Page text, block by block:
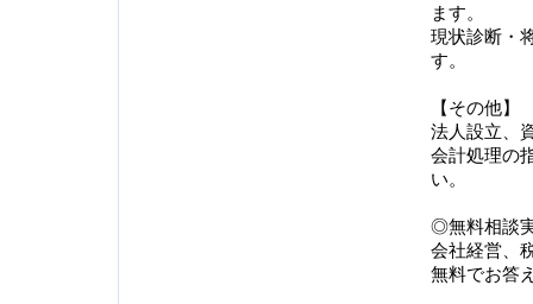
ます。
現状診断・
す。
【その他】
法人設立、
会計処理の
い。
◎無料相談
会社経営、
無料でお答